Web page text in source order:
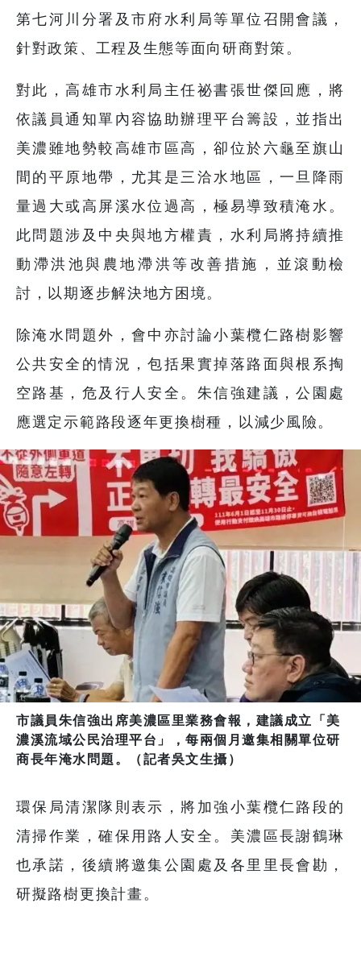
第七河川分署及市府水利局等單位召開會議，
針對政策、工程及生態等面向研商對策。
對此，高雄市水利局主任祕書張世傑回應，將
依議員通知單內容協助辦理平台籌設，並指出
美濃雖地勢較高雄市區高，卻位於六龜至旗山
間的平原地帶，尤其是三洽水地區，一旦降雨
量過大或高屏溪水位過高，極易導致積淹水。
此問題涉及中央與地方權責，水利局將持續推
動滯洪池與農地滯洪等改善措施，並滾動檢
討，以期逐步解決地方困境。
除淹水問題外，會中亦討論小葉欖仁路樹影響
公共安全的情況，包括果實掉落路面與根系掏
空路基，危及行人安全。朱信強建議，公園處
應選定示範路段逐年更換樹種，以減少風險。
市議員朱信強出席美濃區里業務會報，建議成立「美
濃溪流域公民治理平台」，每兩個月邀集相關單位研
商長年淹水問題。（記者吳文生攝）
環保局清潔隊則表示，將加強小葉欖仁路段的
清掃作業，確保用路人安全。美濃區長謝鶴琳
也承諾，後續將邀集公園處及各里里長會勘，
研擬路樹更換計畫。